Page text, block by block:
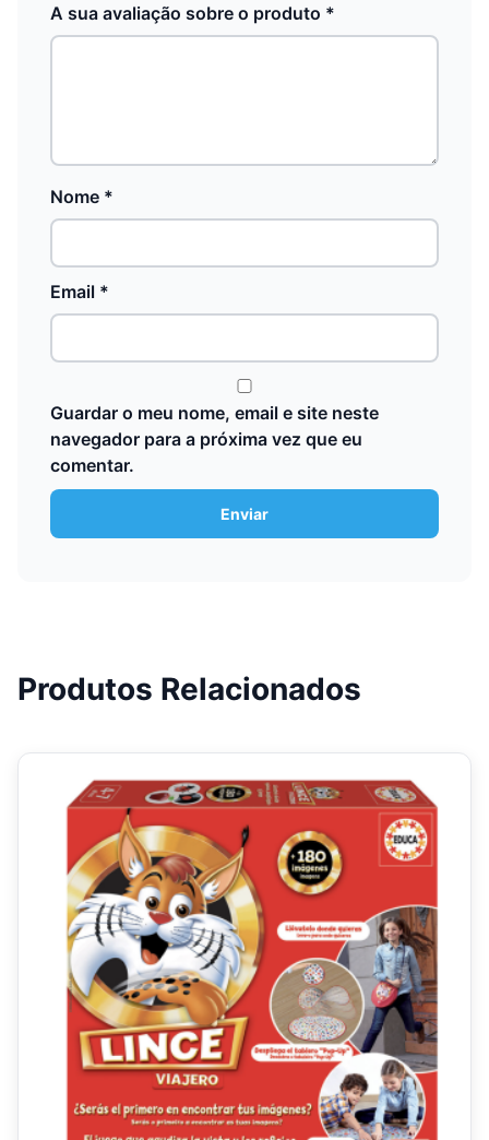
A sua avaliação sobre o produto *
Nome *
Email *
Guardar o meu nome, email e site neste
navegador para a próxima vez que eu
comentar.
Produtos Relacionados